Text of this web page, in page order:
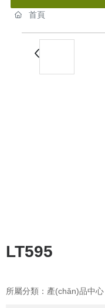
首頁
LT595
所屬分類： 產(chǎn)品中心